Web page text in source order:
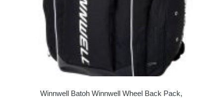
Winnwell Batoh Winnwell Wheel Back Pack,